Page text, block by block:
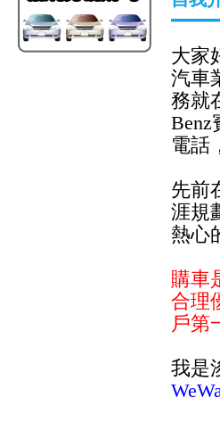
大家
汽車
務就
電話
先前
涯規
熱心
購車
合理
戶第
我是